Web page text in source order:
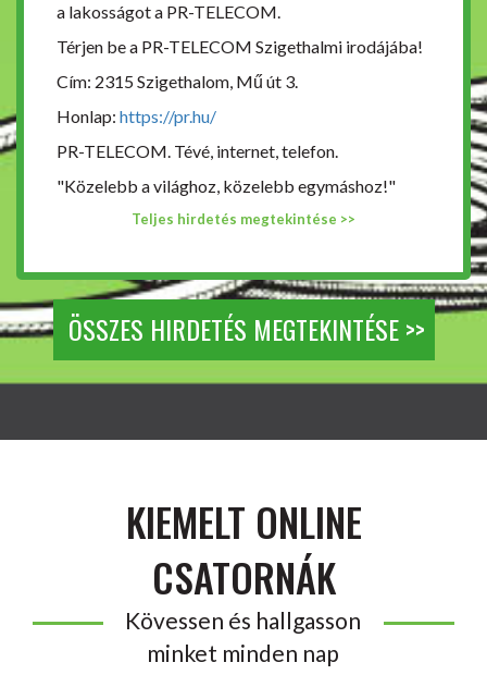
a lakosságot a PR-TELECOM.
Térjen be a PR-TELECOM Szigethalmi irodájába!
Cím: 2315 Szigethalom, Mű út 3.
Honlap: https://pr.hu/
PR-TELECOM. Tévé, internet, telefon.
"Közelebb a világhoz, közelebb egymáshoz!"
Teljes hirdetés megtekintése >>
ÖSSZES HIRDETÉS MEGTEKINTÉSE >>
KIEMELT ONLINE
CSATORNÁK
Kövessen és hallgasson
minket minden nap